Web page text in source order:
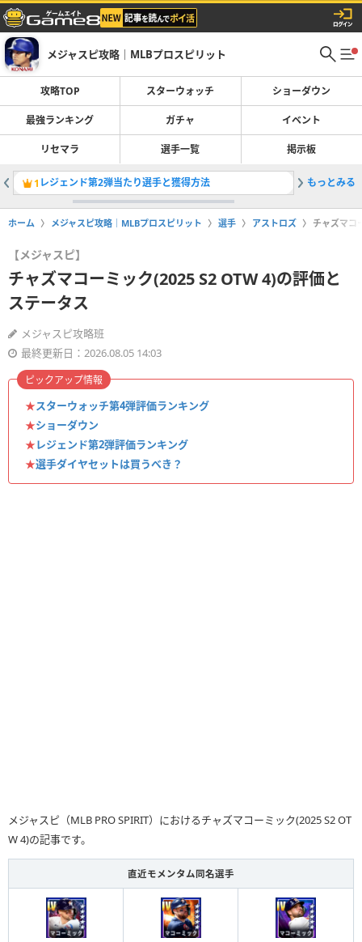
メジャスピ攻略｜MLBプロスピリット
攻略TOP スターウォッチ ショーダウン
最強ランキング ガチャ イベント
リセマラ 選手一覧 掲示板
1 レジェンド第2弾当たり選手と獲得方法 2ガチャ
もっとみる
ホーム メジャスピ攻略｜MLBプロスピリット 選手 アストロズ チャズマコ
【メジャスピ】
チャズマコーミック(2025 S2 OTW 4)の評価と
ステータス
メジャスピ攻略班
最終更新日：2026.08.05 14:03
★スターウォッチ第4弾評価ランキング
★ショーダウン
★レジェンド第2弾評価ランキング
★選手ダイヤセットは買うべき？
ピックアップ情報
メジャスピ（MLB PRO SPIRIT）におけるチャズマコーミック(2025 S2 OT
W 4)の記事です。
直近モメンタム同名選手